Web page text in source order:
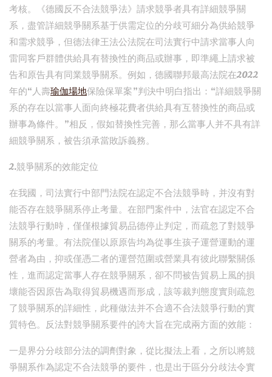
考核。《德國反不合法競爭法》請求競爭者具有詳細競爭關
系，盡管詳細競爭關系基于供需定位的分歧可細分為供給競爭
和需求競爭，但德法律王法公法院在司法實行中請求當事人向
雷同客戶群體供給具有替換性的商品或辦事，即準繩上請求被
告和原告具有同業競爭關系。例如，德國聯邦最高法院在2022
年的“人壽瑜伽場地保險保單案”判決中明白指出：“詳細競爭關
系的存在以當事人面向終極花費者供給具有互替換性的商品或
辦事為條件。”相反，假如替換性完善，那么當事人并不具有詳
細競爭關系，被告須承當敗訴義務。
2.競爭關系的效能定位
在我國，司法實行中部門法院在認定不合法競爭時，并沒有對
能否存在競爭關系停止考量。在部門案件中，法官在認定不合
法競爭行動時，僅僅根據貿易品德停止判定，而疏忽了對競爭
關系的考量。有法院僅以原原告均為從事生孩子運營運動的運
營者為由，抑或僅憑二者的運營范圍或營業具有彼此聯繫關係
性，進而認定當事人存在競爭關系，卻不問被告貿易上風的損
壞能否因原告為取得貿易機遇而形成，該等裁判態度實則疏忽
了競爭關系的詳細性，此種做法并不合適不合法競爭行動的實
質特色。反法對競爭關系要件的誇大旨在完成兩方面的效能：
一是界分分歧部分法的調劑對象，從比擬法上看，之所以將競
爭關系作為認定不合法競爭的要件，也是出于區分分歧法令實